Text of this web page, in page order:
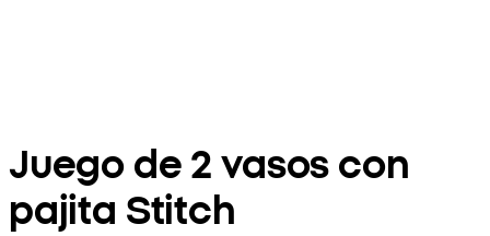
Juego de 2 vasos con
pajita Stitch